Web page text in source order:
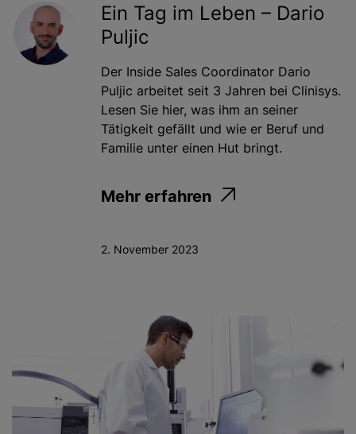
Ein Tag im Leben – Dario
Puljic
Der Inside Sales Coordinator Dario
Puljic arbeitet seit 3 Jahren bei Clinisys.
Lesen Sie hier, was ihm an seiner
Tätigkeit gefällt und wie er Beruf und
Familie unter einen Hut bringt.
Mehr erfahren
2. November 2023